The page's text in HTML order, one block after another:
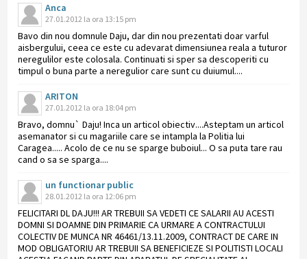
Anca
27.01.2012 la ora 13:15 pm
Bavo din nou domnule Daju, dar din nou prezentati doar varful
aisbergului, ceea ce este cu adevarat dimensiunea reala a tuturor
neregulilor este colosala. Continuati si sper sa descoperiti cu
timpul o buna parte a neregulior care sunt cu duiumul....
ARITON
27.01.2012 la ora 18:04 pm
Bravo, domnu` Daju! Inca un articol obiectiv....Asteptam un articol
asemanator si cu magariile care se intampla la Politia lui
Caragea..... Acolo de ce nu se sparge buboiul... O sa puta tare rau
cand o sa se sparga....
un functionar public
28.01.2012 la ora 12:06 pm
FELICITARI DL DAJU!!! AR TREBUII SA VEDETI CE SALARII AU ACESTI
DOMNI SI DOAMNE DIN PRIMARIE CA URMARE A CONTRACTULUI
COLECTIV DE MUNCA NR 46461/13.11.2009, CONTRACT DE CARE IN
MOD OBLIGATORIU AR TREBUII SA BENEFICIEZE SI POLITISTI LOCALI